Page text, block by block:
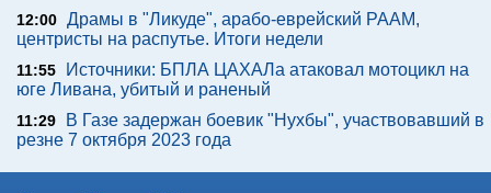
12:00 Драмы в "Ликуде", арабо-еврейский РААМ,
центристы на распутье. Итоги недели
11:55
Источники: БПЛА ЦАХАЛа атаковал мотоцикл на
юге Ливана, убитый и раненый
11:29
В Газе задержан боевик "Нухбы", участвовавший в
резне 7 октября 2023 года